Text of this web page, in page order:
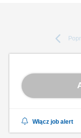
Włącz job alert